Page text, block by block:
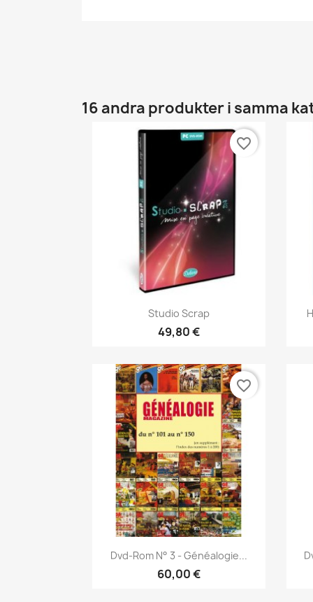
16 andra produkter i samma
Snabbvy
Studio Scrap
49,80 €
favorite_border
Snabbvy
Dvd-Rom N° 3 - Généalogie...
60,00 €
favorite_border